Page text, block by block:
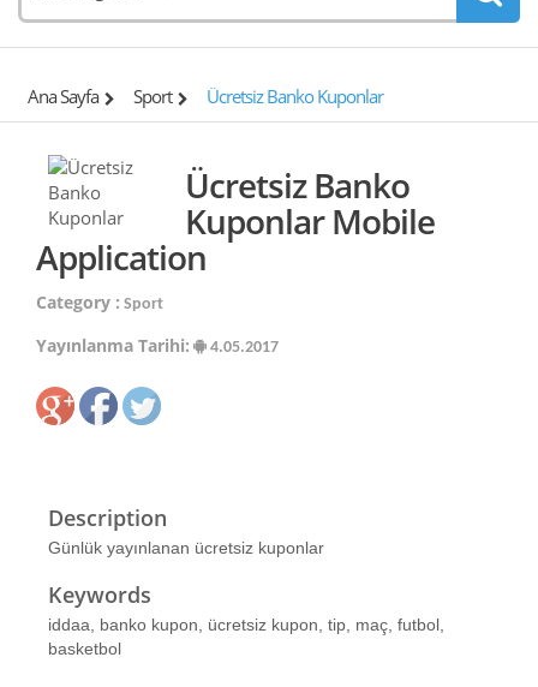
Ana Sayfa Sport Ücretsiz Banko Kuponlar
Ücretsiz Banko
Kuponlar Mobile
Application
Category : Sport
Yayınlanma Tarihi: 4.05.2017
Description
Günlük yayınlanan ücretsiz kuponlar
Keywords
iddaa, banko kupon, ücretsiz kupon, tip, maç, futbol,
basketbol